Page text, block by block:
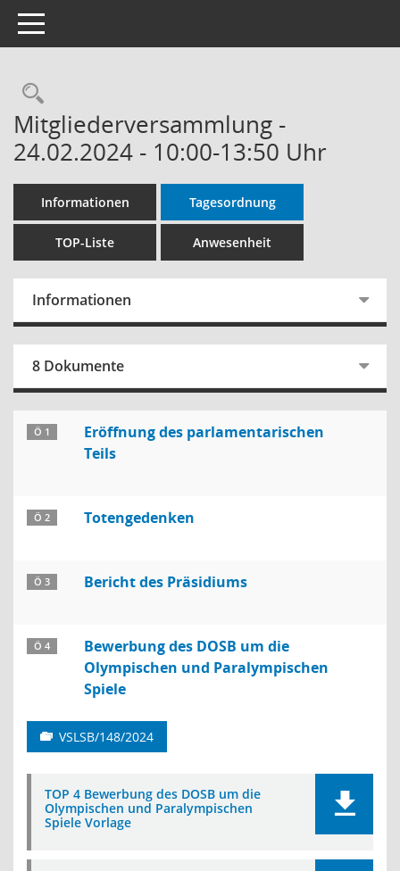
Toggle navigation
Rechercheauswahl
Mitgliederversammlung -
24.02.2024 - 10:00-13:50 Uhr
Informationen Tagesordnung
TOP-Liste Anwesenheit
Informationen
8 Dokumente
Ö 1
Eröffnung des parlamentarischen
Teils
Ö 2 Totengedenken
Ö 3 Bericht des Präsidiums
Ö 4
Bewerbung des DOSB um die
Olympischen und Paralympischen
Spiele
VSLSB/148/2024
TOP 4 Bewerbung des DOSB um die
Olympischen und Paralympischen
Spiele Vorlage